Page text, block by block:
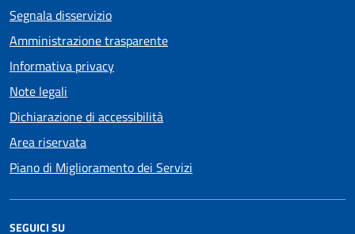
Segnala disservizio
Amministrazione trasparente
Informativa privacy
Note legali
Dichiarazione di accessibilità
Area riservata
Piano di Miglioramento dei Servizi
SEGUICI SU